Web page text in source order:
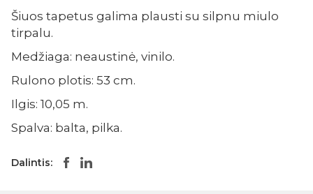
Šiuos tapetus galima plausti su silpnu miulo
tirpalu.
Medžiaga: neaustinė, vinilo.
Rulono plotis: 53 cm.
Ilgis: 10,05 m.
Spalva: balta, pilka.
Dalintis: